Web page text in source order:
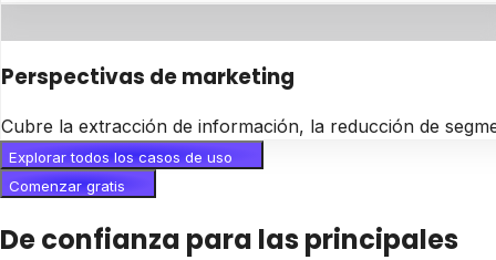
Perspectivas de marketing
Cubre la extracción de información, la reducción de
Explorar todos los casos de uso
Comenzar gratis
De confianza para las principales